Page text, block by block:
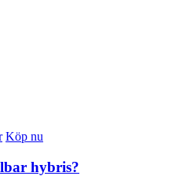
Köp nu
hybris?